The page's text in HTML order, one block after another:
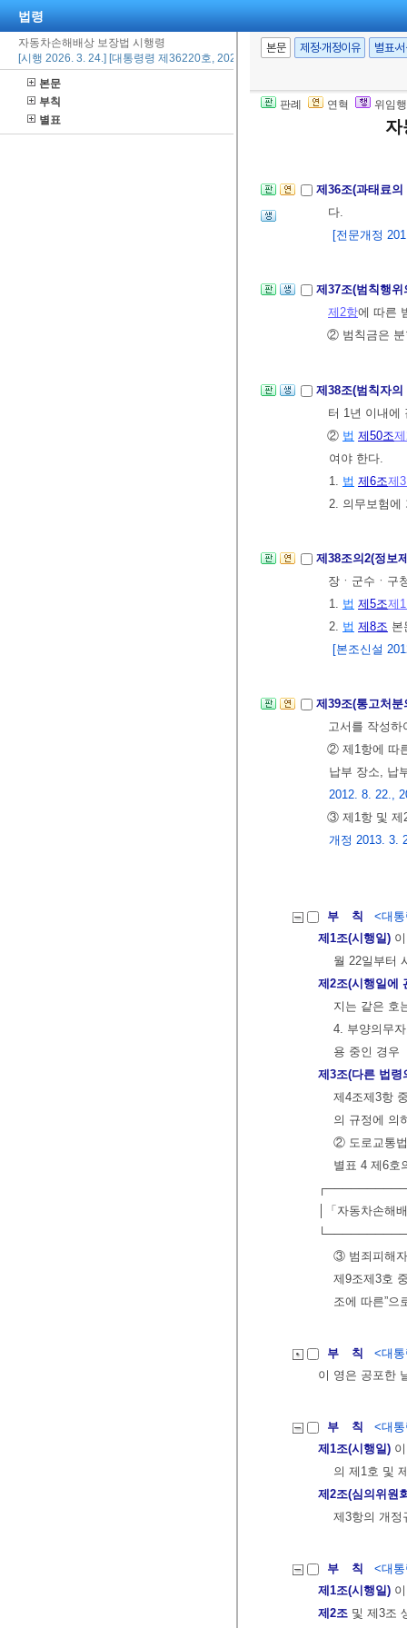
법령
자동차손해배상 보장법 시행령
[시행 2026. 3. 24.] [대통령령 제36220호, 2026. 3. 24., 타법개정]
본문
부칙
별표
본문 제정·개정이유 별표·
판례 연혁 위임
자
4. 삭제
6. 삭제
7.
제32조의2
[본조신설
제36조(과태료
다.
[전문개정
제37조(범칙행
제2항에 따른
② 범칙금은 분
제38조(범칙자
터 1년 이내에
② 법 제50조
여야 한다.
1. 법 제6조제
2. 의무보험에
제38조의2(정보
장ㆍ군수ㆍ구
1. 법 제5조제
2. 법 제8조 본
[본조신설
제39조(통고처
고서를 작성
② 제1항에 따
납부 장소, 납
2012. 8. 22.,
③ 제1항 및 제
개정 2013. 3.
부 칙
<대
제1조(시행일)
월 22일부터
제2조(시행일에
지는 같은 호
4. 부양의무
용 중인 경우
제3조(다른 법령
제4조제3항
의 규정에 의
② 도로교통
별표 4 제6호
│「자동차손해
③ 범죄피해
제9조제3호
조에 따른”으
부 칙
<대
이 영은 공포한
부 칙
<대
제1조(시행일)
의 제1호 및
제2조(심의위원
제3항의 개정
부 칙
<대
제1조(시행일)
제2조 및 제3조